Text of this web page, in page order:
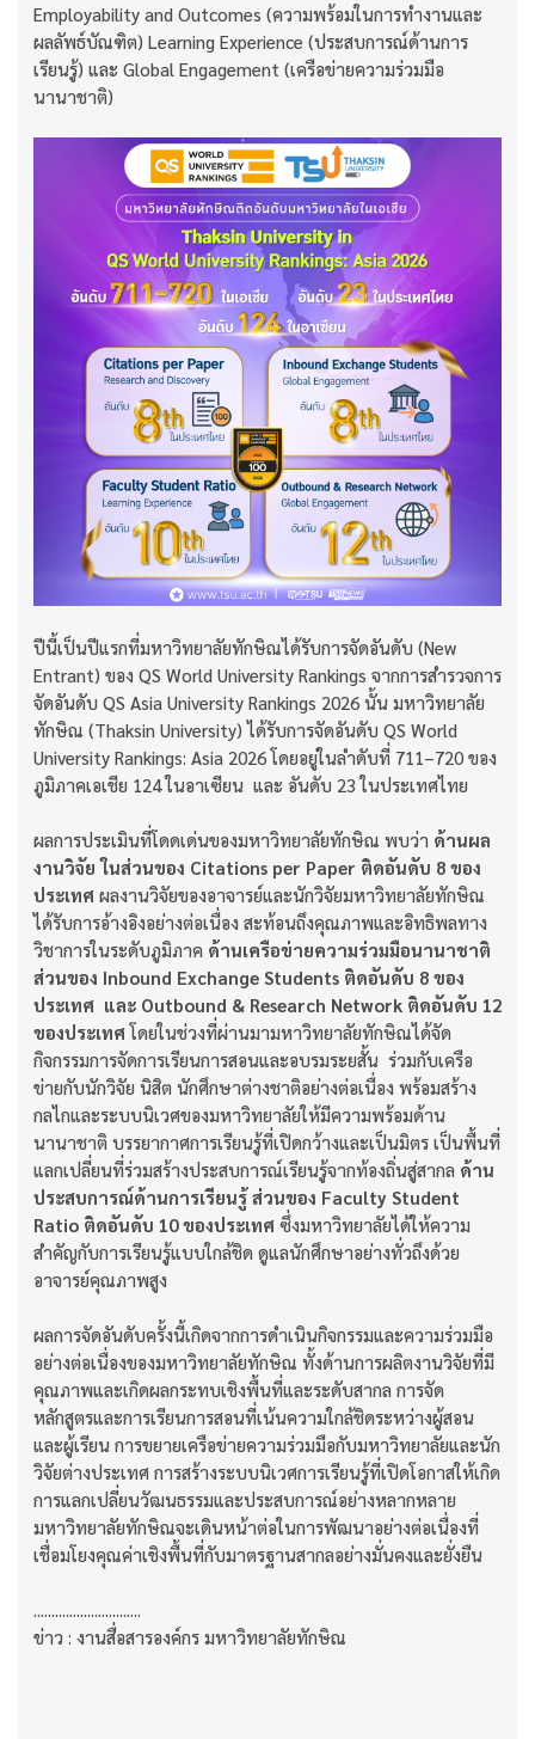
Employability and Outcomes (ความพร้อมในการทำงานและ
ผลลัพธ์บัณฑิต) Learning Experience (ประสบการณ์ด้านการ
เรียนรู้) และ Global Engagement (เครือข่ายความร่วมมือ
นานาชาติ)
ปีนี้เป็นปีแรกที่มหาวิทยาลัยทักษิณได้รับการจัดอันดับ (New
Entrant) ของ QS World University Rankings จากการสำรวจการ
จัดอันดับ QS Asia University Rankings 2026 นั้น มหาวิทยาลัย
ทักษิณ (Thaksin University) ได้รับการจัดอันดับ QS World
University Rankings: Asia 2026 โดยอยู่ในลำดับที่ 711–720 ของ
ภูมิภาคเอเชีย 124 ในอาเซียน และ อันดับ 23 ในประเทศไทย
ผลการประเมินที่โดดเด่นของมหาวิทยาลัยทักษิณ พบว่า ด้านผล
งานวิจัย ในส่วนของ Citations per Paper ติดอันดับ 8 ของ
ประเทศ ผลงานวิจัยของอาจารย์และนักวิจัยมหาวิทยาลัยทักษิณ
ได้รับการอ้างอิงอย่างต่อเนื่อง สะท้อนถึงคุณภาพและอิทธิพลทาง
วิชาการในระดับภูมิภาค ด้านเครือข่ายความร่วมมือนานาชาติ
ส่วนของ Inbound Exchange Students ติดอันดับ 8 ของ
ประเทศ และ Outbound & Research Network ติดอันดับ 12
ของประเทศโดยในช่วงที่ผ่านมามหาวิทยาลัยทักษิณได้จัด
กิจกรรมการจัดการเรียนการสอนและอบรมระยสั้น ร่วมกับเครือ
ข่ายกับนักวิจัย นิสิต นักศึกษาต่างชาติอย่างต่อเนื่อง พร้อมสร้าง
กลไกและระบบนิเวศของมหาวิทยาลัยให้มีความพร้อมด้าน
นานาชาติ บรรยากาศการเรียนรู้ที่เปิดกว้างและเป็นมิตร เป็นพื้นที่
แลกเปลี่ยนที่ร่วมสร้างประสบการณ์เรียนรู้จากท้องถิ่นสู่สากล ด้าน
ประสบการณ์ด้านการเรียนรู้ ส่วนของ Faculty Student
Ratio ติดอันดับ 10 ของประเทศ ซึ่งมหาวิทยาลัยได้ให้ความ
สำคัญกับการเรียนรู้แบบใกล้ชิด ดูแลนักศึกษาอย่างทั่วถึงด้วย
อาจารย์คุณภาพสูง
ผลการจัดอันดับครั้งนี้เกิดจากการดำเนินกิจกรรมและความร่วมมือ
อย่างต่อเนื่องของมหาวิทยาลัยทักษิณ ทั้งด้านการผลิตงานวิจัยที่มี
คุณภาพและเกิดผลกระทบเชิงพื้นที่และระดับสากล การจัด
หลักสูตรและการเรียนการสอนที่เน้นความใกล้ชิดระหว่างผู้สอน
และผู้เรียน การขยายเครือข่ายความร่วมมือกับมหาวิทยาลัยและนัก
วิจัยต่างประเทศ การสร้างระบบนิเวศการเรียนรู้ที่เปิดโอกาสให้เกิด
การแลกเปลี่ยนวัฒนธรรมและประสบการณ์อย่างหลากหลาย
มหาวิทยาลัยทักษิณจะเดินหน้าต่อในการพัฒนาอย่างต่อเนื่องที่
เชื่อมโยงคุณค่าเชิงพื้นที่กับมาตรฐานสากลอย่างมั่นคงและยั่งยืน
ข่าว : งานสื่อสารองค์กร มหาวิทยาลัยทักษิณ